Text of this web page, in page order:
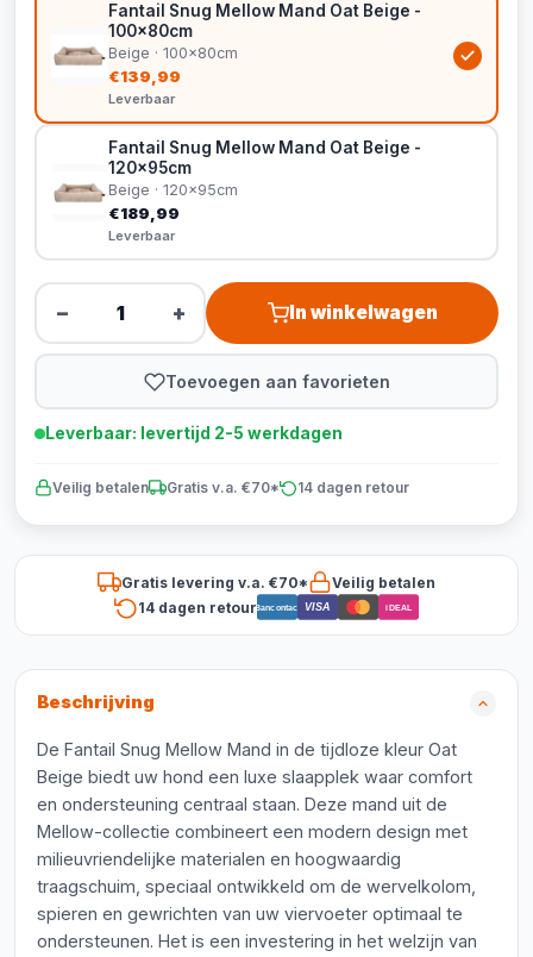
Fantail Snug Mellow Mand Oat Beige -
100x80cm
Beige · 100x80cm
€139,99
Leverbaar
Fantail Snug Mellow Mand Oat Beige -
120x95cm
Beige · 120x95cm
€189,99
Leverbaar
− + In winkelwagen
Toevoegen aan favorieten
Leverbaar: levertijd 2-5 werkdagen
Veilig betalen Gratis v.a. €70* 14 dagen retour
Gratis levering v.a. €70*
Veilig betalen
14 dagen retourBancontact VISA iDEAL
Beschrijving
De Fantail Snug Mellow Mand in de tijdloze kleur Oat
Beige biedt uw hond een luxe slaapplek waar comfort
en ondersteuning centraal staan. Deze mand uit de
Mellow-collectie combineert een modern design met
milieuvriendelijke materialen en hoogwaardig
traagschuim, speciaal ontwikkeld om de wervelkolom,
spieren en gewrichten van uw viervoeter optimaal te
ondersteunen. Het is een investering in het welzijn van